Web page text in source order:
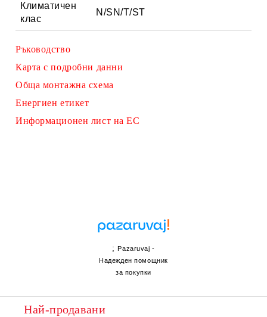
Климатичен
клас
N/SN/T/ST
Ръководство
Карта с подробни данни
Обща монтажна схема
Енергиен етикет
Информационен лист на ЕС
;Pazaruvaj -
Надежден помощник
за покупки
Най-продавани